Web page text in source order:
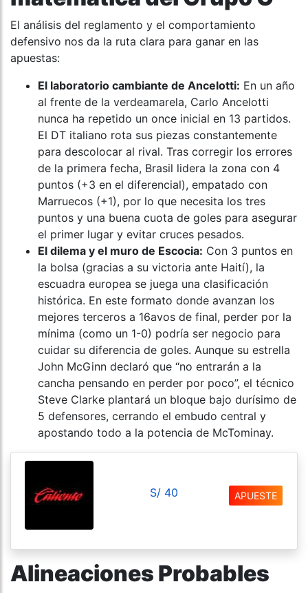
El análisis del reglamento y el comportamiento
defensivo nos da la ruta clara para ganar en las
apuestas:
El laboratorio cambiante de Ancelotti: En un año
al frente de la verdeamarela, Carlo Ancelotti
nunca ha repetido un once inicial en 13 partidos.
El DT italiano rota sus piezas constantemente
para descolocar al rival. Tras corregir los errores
de la primera fecha, Brasil lidera la zona con 4
puntos (+3 en el diferencial), empatado con
Marruecos (+1), por lo que necesita los tres
puntos y una buena cuota de goles para asegurar
el primer lugar y evitar cruces pesados.
El dilema y el muro de Escocia: Con 3 puntos en
la bolsa (gracias a su victoria ante Haití), la
escuadra europea se juega una clasificación
histórica. En este formato donde avanzan los
mejores terceros a 16avos de final, perder por la
mínima (como un 1-0) podría ser negocio para
cuidar su diferencia de goles. Aunque su estrella
John McGinn declaró que “no entrarán a la
cancha pensando en perder por poco”, el técnico
Steve Clarke plantará un bloque bajo durísimo de
5 defensores, cerrando el embudo central y
apostando todo a la potencia de McTominay.
S/ 40 APUESTE
Alineaciones Probables